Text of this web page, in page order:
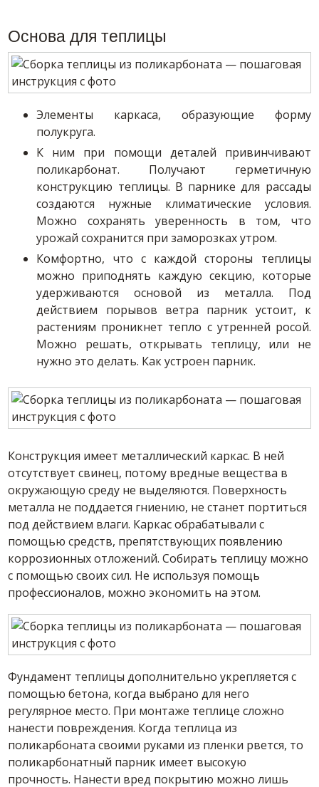
Основа для теплицы
Элементы каркаса, образующие форму
полукруга.
К ним при помощи деталей привинчивают
поликарбонат. Получают герметичную
конструкцию теплицы. В парнике для рассады
создаются нужные климатические условия.
Можно сохранять уверенность в том, что
урожай сохранится при заморозках утром.
Комфортно, что с каждой стороны теплицы
можно приподнять каждую секцию, которые
удерживаются основой из металла. Под
действием порывов ветра парник устоит, к
растениям проникнет тепло с утренней росой.
Можно решать, открывать теплицу, или не
нужно это делать. Как устроен парник.
Конструкция имеет металлический каркас. В ней
отсутствует свинец, потому вредные вещества в
окружающую среду не выделяются. Поверхность
металла не поддается гниению, не станет портиться
под действием влаги. Каркас обрабатывали с
помощью средств, препятствующих появлению
коррозионных отложений. Собирать теплицу можно
с помощью своих сил. Не используя помощь
профессионалов, можно экономить на этом.
Фундамент теплицы дополнительно укрепляется с
помощью бетона, когда выбрано для него
регулярное место. При монтаже теплице сложно
нанести повреждения. Когда теплица из
поликарбоната своими руками из пленки рвется, то
поликарбонатный парник имеет высокую
прочность. Нанести вред покрытию можно лишь